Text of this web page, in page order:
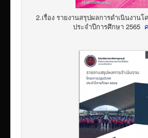
2.เรื่อง รายงานสรุปผลการดำเนินงาน
ประจำปีการศึกษา 2565